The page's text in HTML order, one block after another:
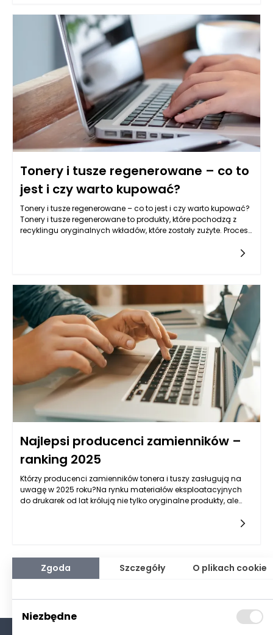
Tonery i tusze regenerowane – co to
jest i czy warto kupować?
Tonery i tusze regenerowane – co to jest i czy warto kupować?
Tonery i tusze regenerowane to produkty, które pochodzą z
recyklingu oryginalnych wkładów, które zostały zużyte. Proces
Najlepsi producenci zamienników –
ranking 2025
Którzy producenci zamienników tonera i tuszy zasługują na
uwagę w 2025 roku?Na rynku materiałów eksploatacyjnych
do drukarek od lat królują nie tylko oryginalne produkty, ale
Zgoda Szczegóły O plikach cookie
Niezbędne